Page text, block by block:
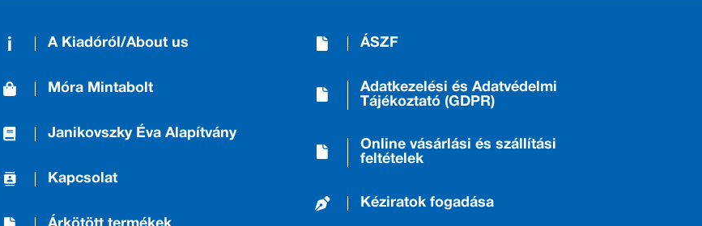
A Kiadóról/About us
Móra Mintabolt
Janikovszky Éva Alapítvány
Kapcsolat
ÁSZF
Adatkezelési és Adatvédelmi
Tájékoztató (GDPR)
Online vásárlási és szállítási
feltételek
Kéziratok fogadása